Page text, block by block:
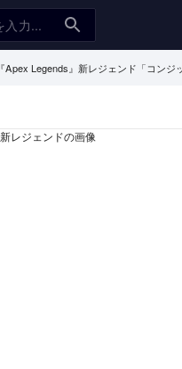
『Apex Legends』新レジェンド「コン